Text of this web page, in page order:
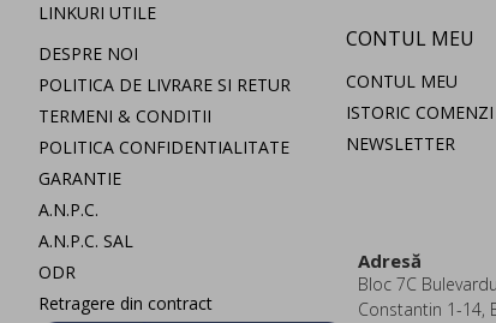
LINKURI UTILE
DESPRE NOI
POLITICA DE LIVRARE SI RETUR
TERMENI & CONDITII
POLITICA CONFIDENTIALITATE
GARANTIE
A.N.P.C.
A.N.P.C. SAL
ODR
Retragere din contract
CONTUL MEU
CONTUL MEU
ISTORIC COMENZI
NEWSLETTER
Adresă
Bloc 7C
Constantin 1-14,